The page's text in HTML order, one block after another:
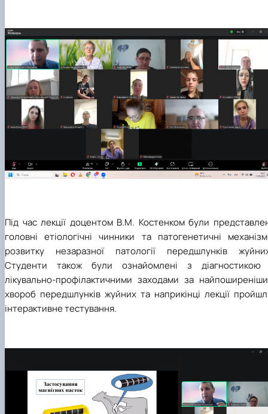
Під час лекції доцентом В.М. Костенком були
головні етіологічні чинники та патогенетичні
розвитку незаразної патології передшлунків
Студенти також були ознайомлені з діагностикою
лікувально-профілактичними заходами за
хвороб передшлунків жуйних та наприкінці лекції
інтерактивне тестування.